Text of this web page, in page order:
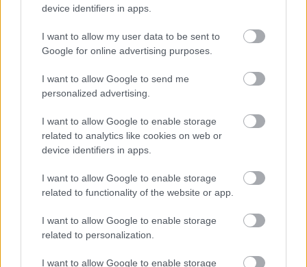
device identifiers in apps.
I want to allow my user data to be sent to
Google for online advertising purposes.
I want to allow Google to send me
personalized advertising.
I want to allow Google to enable storage
related to analytics like cookies on web or
device identifiers in apps.
I want to allow Google to enable storage
related to functionality of the website or app.
I want to allow Google to enable storage
related to personalization.
I want to allow Google to enable storage
Vydavatelem časopisu NORDIC je SLIM media
s.r.o., IČ 27175511, se sídlem Husitská 344/63,
Praha 3. Společnost je zapsaná v OR vedeném
MS v Praze, oddíl C, vložka 102040. Základní
jmění společnosti činí 200 000 Kč.
Provozovatelem internetového portálu
Bezky.net je SNOW CZ s.r.o., IČ 27621022, se
sídlem Husitská 344/63, Praha 3. Společnost je
vložka 119472. Základní jmění společnosti činí
200 000 Kč.